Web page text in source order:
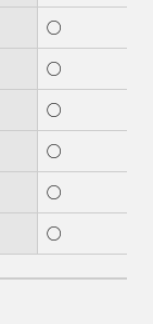
○
○
○
○
○
○